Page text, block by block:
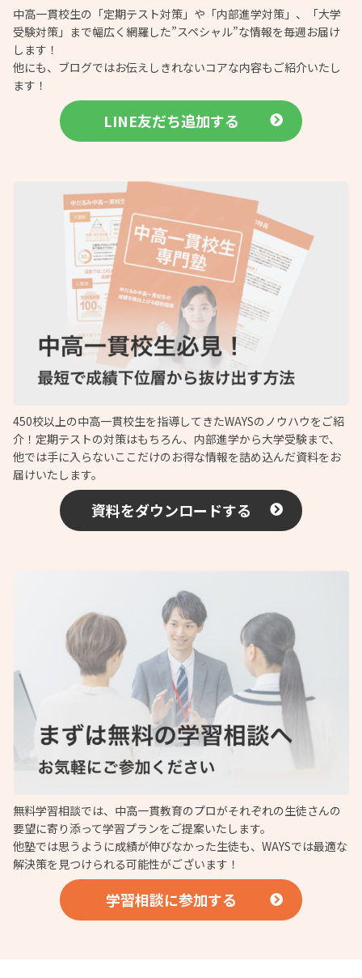
中高一貫校生の「定期テスト対策」や「内部進学対策」、「大学
受験対策」まで幅広く網羅した”スペシャル”な情報を毎週お届け
します！
他にも、ブログではお伝えしきれないコアな内容もご紹介いたし
ます！
LINE友だち追加する
450校以上の中高一貫校生を指導してきたWAYSのノウハウをご紹
介！定期テストの対策はもちろん、内部進学から大学受験まで、
他では手に入らないここだけのお得な情報を詰め込んだ資料をお
届けいたします。
資料をダウンロードする
無料学習相談では、中高一貫教育のプロがそれぞれの生徒さんの
要望に寄り添って学習プランをご提案いたします。
他塾では思うように成績が伸びなかった生徒も、WAYSでは最適な
解決策を見つけられる可能性がございます！
学習相談に参加する